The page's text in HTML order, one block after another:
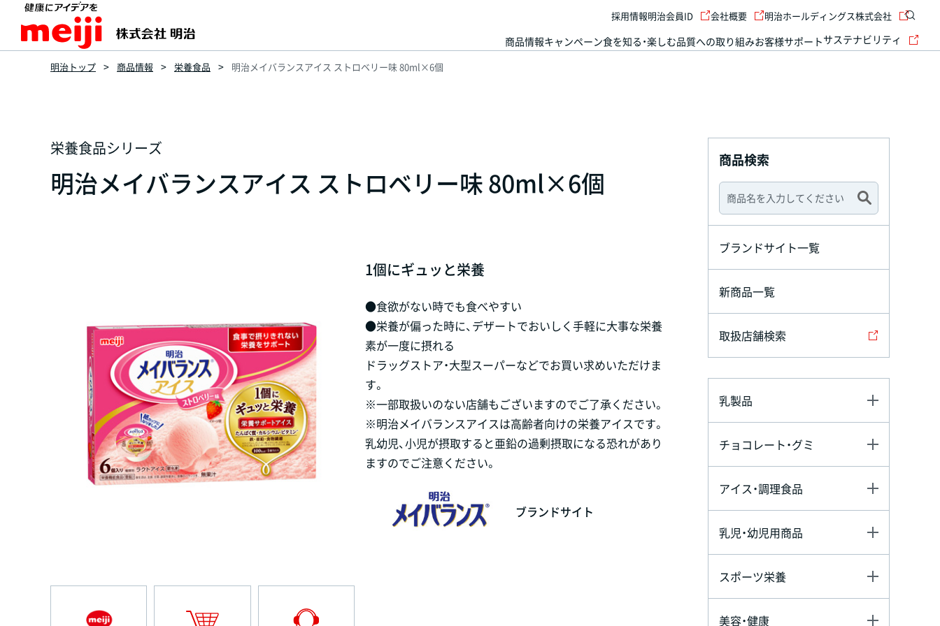
商品情報キャンペーン食を知る・楽しむ品質への取り組みお客様サポートサステナビリティ
採用情報明治会員ID 会社概要 明治ホールディングス株式会社
明治トップ 商品情報 栄養食品 明治メイバランスアイス ストロベリー味 80ml×6個
栄養食品シリーズ
明治メイバランスアイス ストロベリー味 80ml×6個
1個にギュッと栄養
●食欲がない時でも食べやすい
●栄養が偏った時に、デザートでおいしく手軽に大事な栄養
素が一度に摂れる
ドラッグストア・大型スーパーなどでお買い求めいただけま
す。
※一部取扱いのない店舗もございますのでご了承ください。
※明治メイバランスアイスは高齢者向けの栄養アイスです。
乳幼児、小児が摂取すると亜鉛の過剰摂取になる恐れがあり
ますのでご注意ください。
ブランドサイト
商品検索
ブランドサイト一覧
新商品一覧
取扱店舗検索
乳製品
チョコレート・グミ
アイス・調理食品
乳児・幼児用商品
スポーツ栄養
美容・健康